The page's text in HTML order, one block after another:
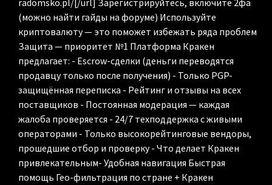
radomsko.pl/[/url] Зарегистрируйтесь, включите 2фа
(можно найти гайды на форуме) Используйте
криптовалюту — это поможет избежать ряда проблем
Защита — приоритет №1 Платформа Кракен
предлагает: - Escrow-сделки (деньги переводятся
продавцу только после получения) - Только PGP-
защищённая переписка - Рейтинг и отзывы на всех
поставщиков - Постоянная модерация — каждая
жалоба проверяется - 24/7 техподдержка с живыми
операторами - Только высокорейтинговые вендоры,
прошедшие отбор и проверку - Что делает Кракен
привлекательным- Удобная навигация Быстрая
помощь Гео-фильтрация по стране + Кракен